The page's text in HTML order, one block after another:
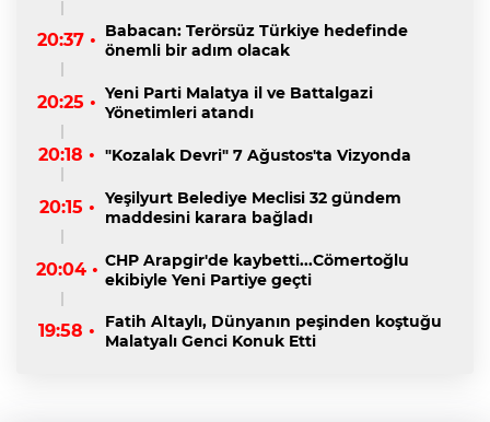
20:37 • Babacan: Terörsüz Türkiye hedefinde
önemli bir adım olacak
20:25 • Yeni Parti Malatya il ve Battalgazi
Yönetimleri atandı
20:18 • "Kozalak Devri" 7 Ağustos'ta Vizyonda
20:15 • Yeşilyurt Belediye Meclisi 32 gündem
maddesini karara bağladı
20:04 • CHP Arapgir'de kaybetti...Cömertoğlu
ekibiyle Yeni Partiye geçti
19:58 •
Fatih Altaylı, Dünyanın peşinden koştuğu
Malatyalı Genci Konuk Etti